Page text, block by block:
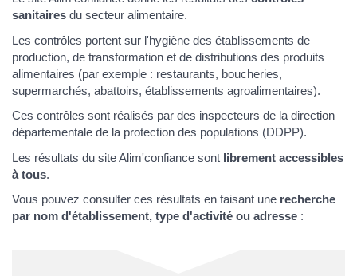
sanitaires du secteur alimentaire.
Les contrôles portent sur l'hygiène des établissements de
production, de transformation et de distributions des produits
alimentaires (par exemple : restaurants, boucheries,
supermarchés, abattoirs, établissements agroalimentaires).
Ces contrôles sont réalisés par des inspecteurs de la direction
départementale de la protection des populations (DDPP).
Les résultats du site Alim'confiance sont librement accessibles
à tous.
Vous pouvez consulter ces résultats en faisant une recherche
par nom d'établissement, type d'activité ou adresse :